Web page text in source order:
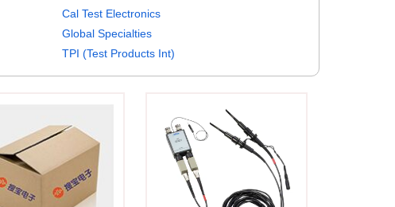
Cal Test Electronics
Global Specialties
TPI (Test Products Int)